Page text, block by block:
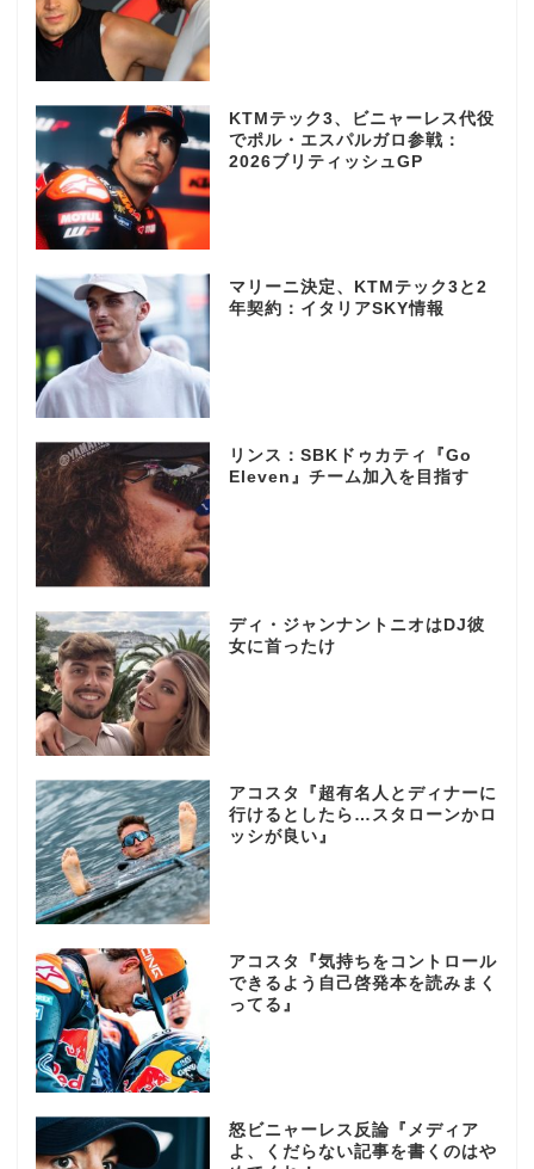
KTMテック3、ビニャーレス代役
でポル・エスパルガロ参戦：
2026ブリティッシュGP
マリーニ決定、KTMテック3と2
年契約：イタリアSKY情報
リンス：SBKドゥカティ『Go
Eleven』チーム加入を目指す
ディ・ジャンナントニオはDJ彼
女に首ったけ
アコスタ『超有名人とディナーに
行けるとしたら…スタローンかロ
ッシが良い』
アコスタ『気持ちをコントロール
できるよう自己啓発本を読みまく
ってる』
怒ビニャーレス反論『メディア
よ、くだらない記事を書くのはや